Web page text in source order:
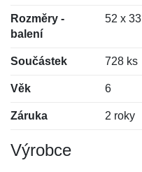
Rozměry -
balení
52 x
Součástek 728 ks
Věk 6
Záruka 2 roky
Výrobce